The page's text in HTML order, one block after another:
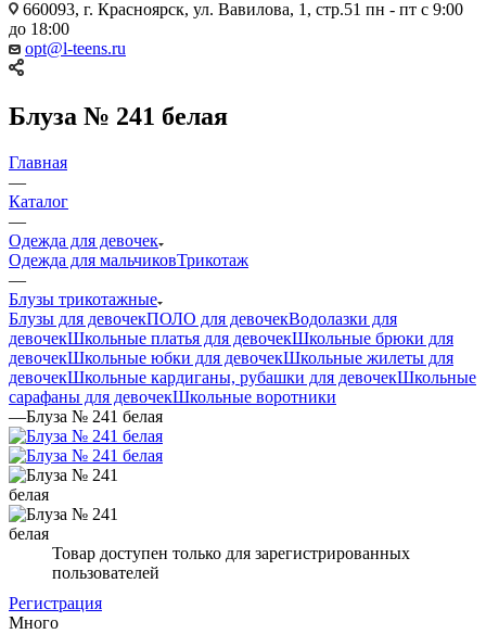
660093, г. Красноярск, ул. Вавилова, 1, стр.51 пн - пт с 9:00
до 18:00
opt@l-teens.ru
Блуза № 241 белая
Главная
—
Каталог
—
Одежда для девочек
Одежда для мальчиковТрикотаж
—
Блузы трикотажные
Блузы для девочекПОЛО для девочекВодолазки для
девочекШкольные платья для девочекШкольные брюки для
девочекШкольные юбки для девочекШкольные жилеты для
девочекШкольные кардиганы, рубашки для девочекШкольные
сарафаны для девочекШкольные воротники
—Блуза № 241 белая
Товар доступен только для зарегистрированных
пользователей
Регистрация
Много